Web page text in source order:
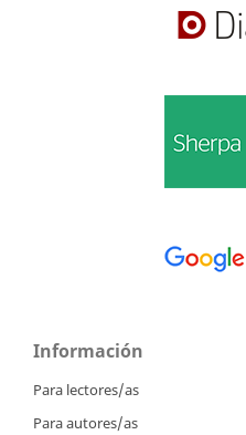
Información
Para lectores/as
Para autores/as